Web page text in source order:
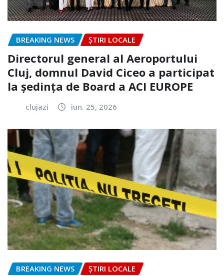
BREAKING NEWS ȘTIRI LOCALE
Directorul general al Aeroportului
Cluj, domnul David Ciceo a participat
la ședința de Board a ACI EUROPE
clujazi iun. 25, 2026
BREAKING NEWS ȘTIRI LOCALE